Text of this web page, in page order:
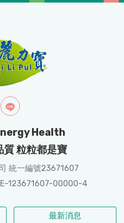
Health
質 粒粒都是寶
統一編號23671607
123671607-00000-4
最新消息